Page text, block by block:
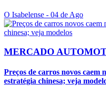
O Isabelense - 04 de Ago
MERCADO
Preços de carros novos caem
estratégia chinesa; veja